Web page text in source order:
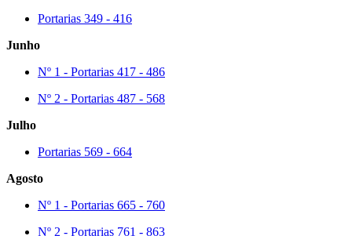
Portarias 349 - 416
Junho
Nº 1 - Portarias 417 - 486
Nº 2 - Portarias 487 - 568
Julho
Portarias 569 - 664
Agosto
Nº 1 - Portarias 665 - 760
Nº 2 - Portarias 761 - 863